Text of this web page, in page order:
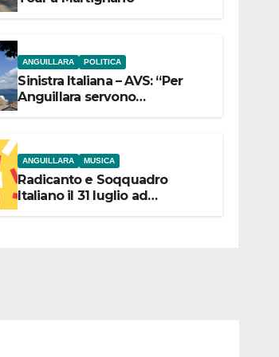
ANGUILLARA POLITICA
Sinistra Italiana – AVS: “Per
Anguillara servono
ANGUILLARA MUSICA
Radicanto e Soqquadro
Italiano il 31 luglio ad